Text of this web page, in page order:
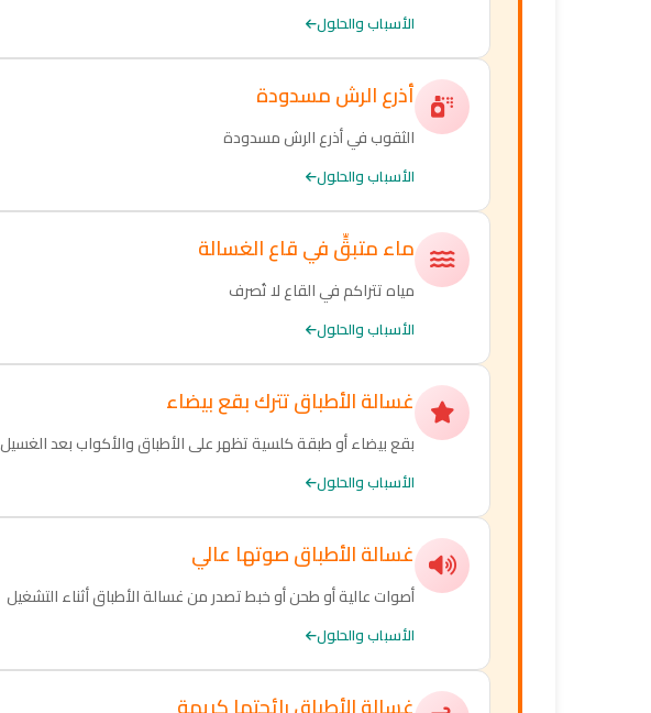
الأسباب والحلول
أذرع الرش مسدودة
الثقوب في أذرع الرش مسدودة
الأسباب والحلول
ماء متبقٍّ في قاع الغسالة
مياه تتراكم في القاع لا تُصرف
الأسباب والحلول
غسالة الأطباق تترك بقع بيضاء
بقع بيضاء أو طبقة كلسية تظهر على الأطباق والأكواب بعد الغسيل
الأسباب والحلول
غسالة الأطباق صوتها عالي
أصوات عالية أو طحن أو خبط تصدر من غسالة الأطباق أثناء التشغيل
الأسباب والحلول